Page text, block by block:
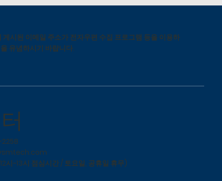
시된 이메일 주소가 전자우편 수집 프로그램 등을 이용하
유념하시기 바랍니다.
시~13시 점심시간 / 토요일, 공휴일 휴무)